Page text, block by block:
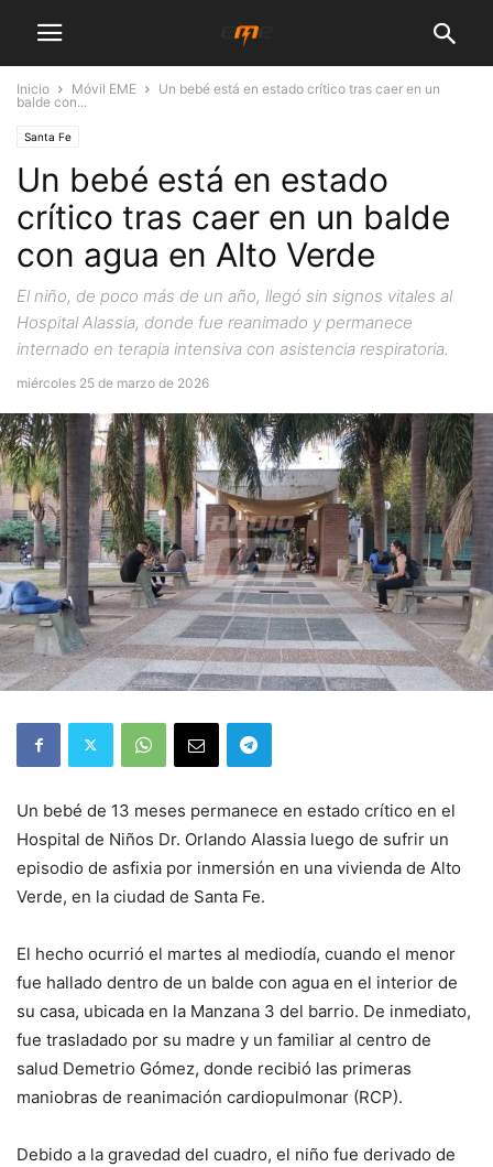
Inicio Móvil EME
Un bebé está en estado crítico tras caer en un
balde con...
Santa Fe
Un bebé está en estado
crítico tras caer en un balde
con agua en Alto Verde
El niño, de poco más de un año, llegó sin signos vitales al
Hospital Alassia, donde fue reanimado y permanece
internado en terapia intensiva con asistencia respiratoria.
miércoles 25 de marzo de 2026
Un bebé de 13 meses permanece en estado crítico en el
Hospital de Niños Dr. Orlando Alassia luego de sufrir un
episodio de asfixia por inmersión en una vivienda de Alto
Verde, en la ciudad de Santa Fe.
El hecho ocurrió el martes al mediodía, cuando el menor
fue hallado dentro de un balde con agua en el interior de
su casa, ubicada en la Manzana 3 del barrio. De inmediato,
fue trasladado por su madre y un familiar al centro de
salud Demetrio Gómez, donde recibió las primeras
maniobras de reanimación cardiopulmonar (RCP).
Debido a la gravedad del cuadro, el niño fue derivado de